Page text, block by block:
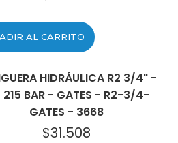
AL CARRITO
HIDRÁULICA R2 3/4" -
215 BAR - GATES - R2-3/4-
GATES - 3668
$31.508